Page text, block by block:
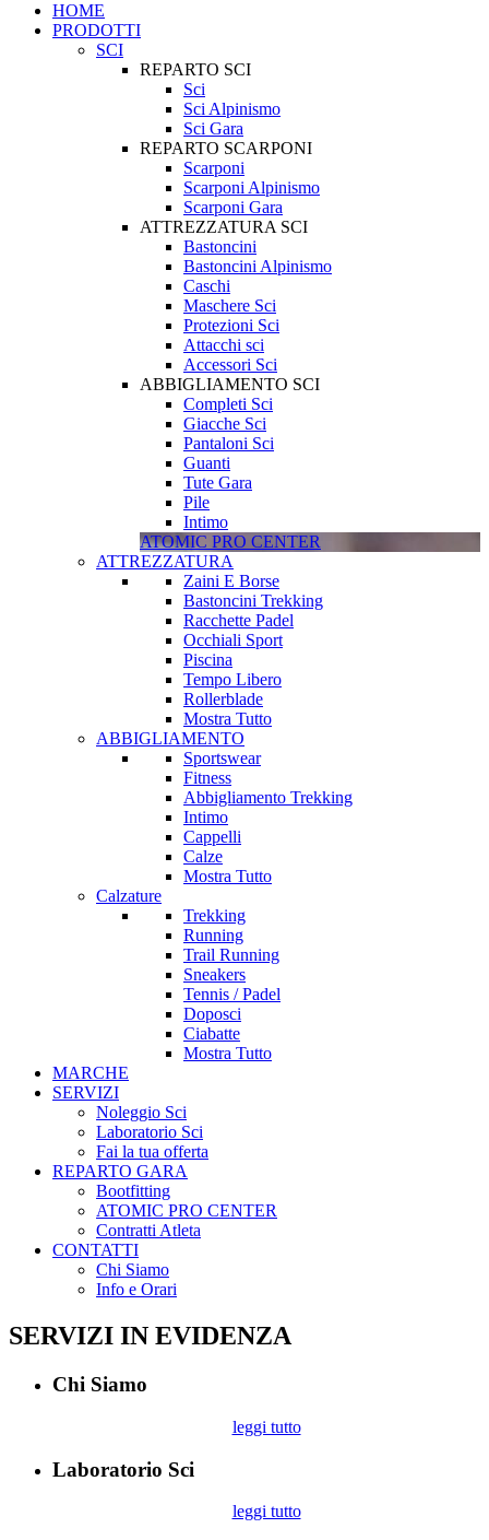
HOME
PRODOTTI
SCI
REPARTO SCI
Sci
Sci Alpinismo
Sci Gara
REPARTO SCARPONI
Scarponi
Scarponi Alpinismo
Scarponi Gara
ATTREZZATURA SCI
Bastoncini
Bastoncini Alpinismo
Caschi
Maschere Sci
Protezioni Sci
Attacchi sci
Accessori Sci
ABBIGLIAMENTO SCI
Completi Sci
Giacche Sci
Pantaloni Sci
Guanti
Tute Gara
Pile
Intimo
ATOMIC PRO CENTER
ATTREZZATURA
Zaini E Borse
Bastoncini Trekking
Racchette Padel
Occhiali Sport
Piscina
Tempo Libero
Rollerblade
Mostra Tutto
ABBIGLIAMENTO
Sportswear
Fitness
Abbigliamento Trekking
Intimo
Cappelli
Calze
Mostra Tutto
Calzature
Trekking
Running
Trail Running
Sneakers
Tennis / Padel
Doposci
Ciabatte
Mostra Tutto
MARCHE
SERVIZI
Noleggio Sci
Laboratorio Sci
Fai la tua offerta
REPARTO GARA
Bootfitting
ATOMIC PRO CENTER
Contratti Atleta
CONTATTI
Chi Siamo
Info e Orari
SERVIZI IN EVIDENZA
Chi Siamo
leggi tutto
Laboratorio Sci
leggi tutto